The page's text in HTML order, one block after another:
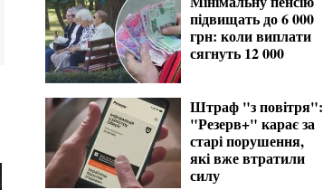
підвищать до 6 000
грн: коли виплати
сягнуть 12 000
Штраф "з повітря":
"Резерв+" карає за
старі порушення,
які вже втратили
силу